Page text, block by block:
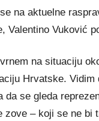
na aktuelne
Valentino Vuković
na situaciju
Hrvatske.
da se gleda
zove – koji se ne bi